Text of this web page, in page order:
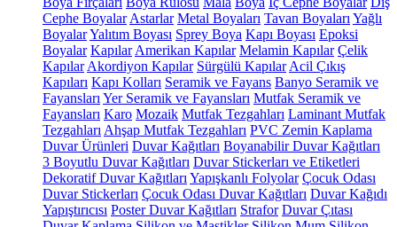
Cephe Boyalar Astarlar Metal Boyaları Tavan Boyaları Yağlı
BoyalarYalıtım Boyası Sprey Boya Kapı Boyası Epoksi
Boyalar Kapılar Amerikan Kapılar Melamin Kapılar Çelik
Kapılar Akordiyon Kapılar Sürgülü Kapılar Acil Çıkış
Kapıları Kapı Kolları Seramik ve Fayans Banyo Seramik ve
Fayansları Yer Seramik ve Fayansları Mutfak Seramik ve
Fayansları Karo Mozaik Mutfak Tezgahları Laminant Mutfak
Tezgahları Ahşap Mutfak Tezgahları PVC Zemin Kaplama
Duvar Ürünleri Duvar Kağıtları Boyanabilir Duvar Kağıtları
3 Boyutlu Duvar Kağıtları Duvar Stickerları ve Etiketleri
Dekoratif Duvar Kağıtları Yapışkanlı Folyolar Çocuk Odası
Duvar Stickerları Çocuk Odası Duvar Kağıtları Duvar Kağıdı
Yapıştırıcısı Poster Duvar Kağıtları Strafor Duvar Çıtası